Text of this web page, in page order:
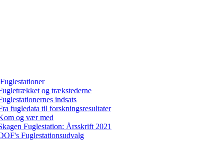
Fuglestationer
og trækstederne
indsats
fugledata til forskningsresultater
og vær med
Fuglestation: Årsskrift 2021
Fuglestationsudvalg